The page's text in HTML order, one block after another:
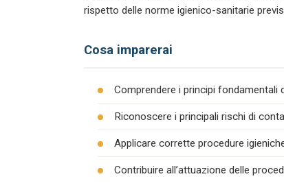
rispetto delle norme igienico-sanitarie
Cosa imparerai
Comprendere i principi fondamentali
Riconoscere i principali rischi di
Applicare corrette procedure
Contribuire all’attuazione delle